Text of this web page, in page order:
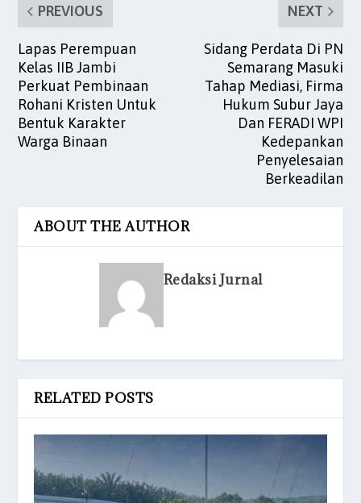
PREVIOUS
Lapas Perempuan
Kelas IIB Jambi
Perkuat Pembinaan
Rohani Kristen Untuk
Bentuk Karakter
Warga Binaan
NEXT
Sidang Perdata Di PN
Semarang Masuki
Tahap Mediasi, Firma
Hukum Subur Jaya
Dan FERADI WPI
Kedepankan
Penyelesaian
Berkeadilan
ABOUT THE AUTHOR
Redaksi Jurnal
RELATED POSTS